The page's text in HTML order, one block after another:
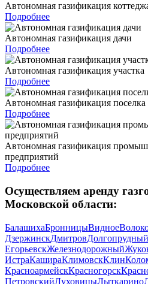
Автономная газификация
Подробнее
Автономная газификация дачи
Подробнее
Автономная газификация участка
Подробнее
Автономная газификация поселка
Подробнее
Автономная газификация
предприятий
Подробнее
Осуществляем аренду
Московской области:
БалашихаБронницыВидное
ДзержинскДмитровДолгопрудный
ЕгорьевскЖелезнодорожный
ИстраКашираКлимовскКлин
КрасноармейскКрасногорск
ПетровскийЛуховицыЛыткарино